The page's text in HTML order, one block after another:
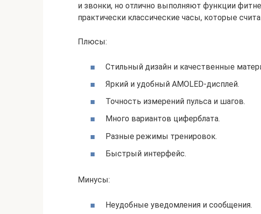
и звонки, но отлично выполняют функции
практически классические часы, которые
Плюсы:
Стильный дизайн и качественные
Яркий и удобный AMOLED-дисплей.
Точность измерений пульса и шагов.
Много вариантов циферблата.
Разные режимы тренировок.
Быстрый интерфейс.
Минусы:
Неудобные уведомления и сообщения.